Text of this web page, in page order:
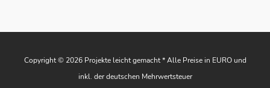
Projekte leicht gemacht
Copyright © 2026 Projekte leicht gemacht * Alle Preise in EURO und
inkl. der deutschen Mehrwertsteuer